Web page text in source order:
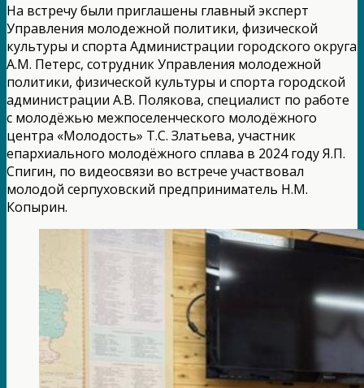
На встречу были приглашены главный эксперт
Управления молодежной политики, физической
культуры и спорта Администрации городского округа
А.М. Петерс, сотрудник Управления молодежной
политики, физической культуры и спорта городской
администрации А.В. Полякова, специалист по работе
с молодёжью межпоселенческого молодёжного
центра «Молодость» Т.С. Златьева, участник
епархиального молодёжного сплава в 2024 году Я.П.
Спигин, по видеосвязи во встрече участвовал
молодой серпуховский предприниматель Н.М.
Копырин.